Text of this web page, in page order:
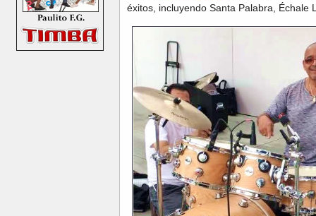
éxitos, incluyendo Santa Palabra, Échale